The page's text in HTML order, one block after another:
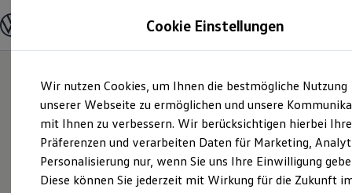
Hauptinhalt
springen
Footer
springen
Modelle und Konfigurator
Modelle vergleichen
Elektroautos
ENERGY Sondermodelle
Nutzfahrzeuge
SUV und CUV
Familienautos
Kombis
Kompaktwagen
Sportwagen
Cookie Einstellungen
Wir nutzen Cookies, um Ihnen die bestmögliche Nutzung
unserer Webseite zu ermöglichen und unsere
mit Ihnen zu verbessern. Wir berücksichtigen hierbei Ihre
Präferenzen und verarbeiten Daten für Marketing,
Personalisierung nur, wenn Sie uns Ihre Einwilligung
Diese können Sie jederzeit mit Wirkung für die Zukunft